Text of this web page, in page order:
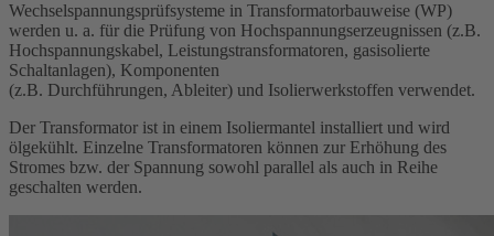
Wechselspannungsprüfsysteme in Transformatorbauweise (WP)
werden u. a. für die Prüfung von Hochspannungserzeugnissen (z.B.
Hochspannungskabel, Leistungstransformatoren, gasisolierte
Schaltanlagen), Komponenten
(z.B. Durchführungen, Ableiter) und Isolierwerkstoffen verwendet.
Der Transformator ist in einem Isoliermantel installiert und wird
ölgekühlt. Einzelne Transformatoren können zur Erhöhung des
Stromes bzw. der Spannung sowohl parallel als auch in Reihe
geschalten werden.